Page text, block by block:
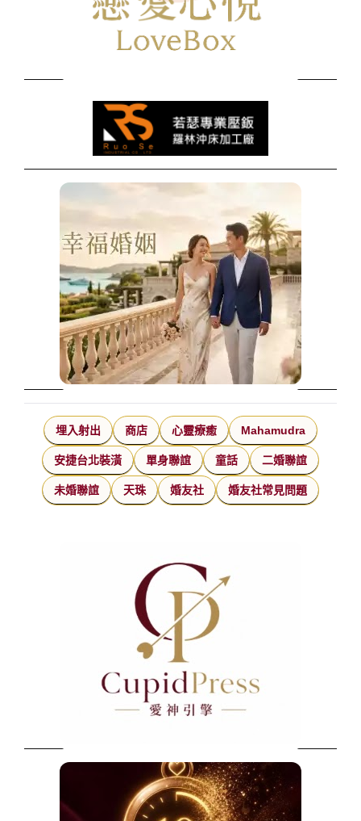
埋入射出 商店 心靈療癒 Mahamudra
安捷台北裝潢 單身聯誼 童話 二婚聯誼
未婚聯誼 天珠 婚友社 婚友社常見問題